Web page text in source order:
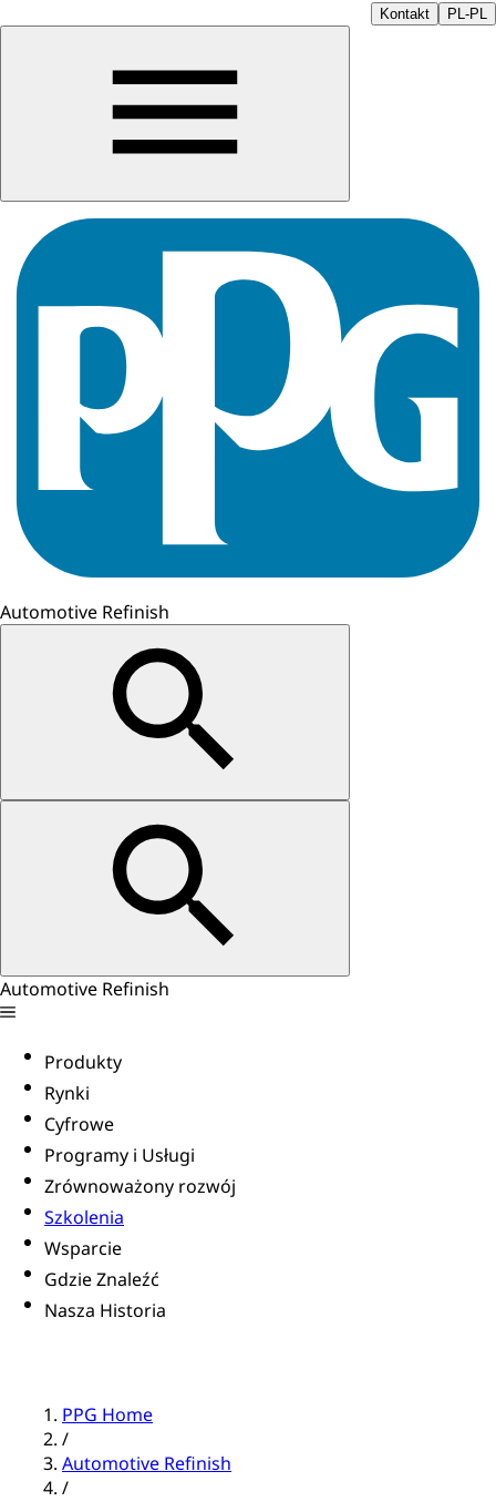
Kontakt PL-PL
Automotive Refinish
Automotive Refinish
Produkty
Rynki
Cyfrowe
Programy i Usługi
Zrównoważony rozwój
Szkolenia
Wsparcie
Gdzie Znaleźć
Nasza Historia
PPG Home
/
Automotive Refinish
/